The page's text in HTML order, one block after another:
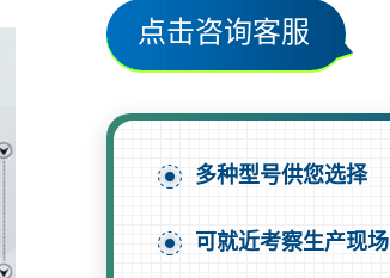
多种型号供您选择
可就近考察生产现场
点击咨询客服